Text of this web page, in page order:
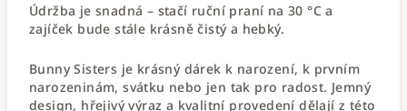
Údržba je snadná – stačí ruční praní na 30 °C a
zajíček bude stále krásně čistý a hebký.
Bunny Sisters je krásný dárek k narození, k prvním
narozeninám, svátku nebo jen tak pro radost. Jemný
design, hřejivý výraz a kvalitní provedení dělají z této